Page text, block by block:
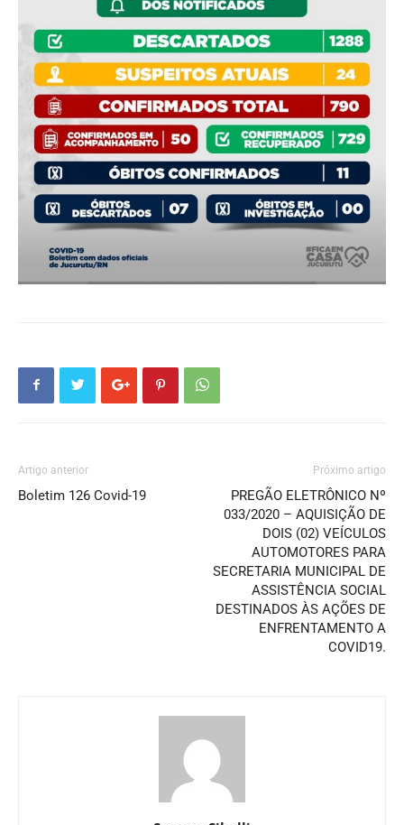
Artigo anterior
Boletim 126 Covid-19
Próximo artigo
PREGÃO ELETRÔNICO Nº
033/2020 – AQUISIÇÃO DE
DOIS (02) VEÍCULOS
AUTOMOTORES PARA
SECRETARIA MUNICIPAL DE
ASSISTÊNCIA SOCIAL
DESTINADOS ÀS AÇÕES DE
ENFRENTAMENTO A
COVID19.